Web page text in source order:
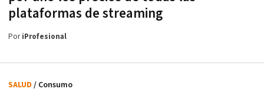
plataformas de streaming
PoriProfesional
SALUD / Consumo